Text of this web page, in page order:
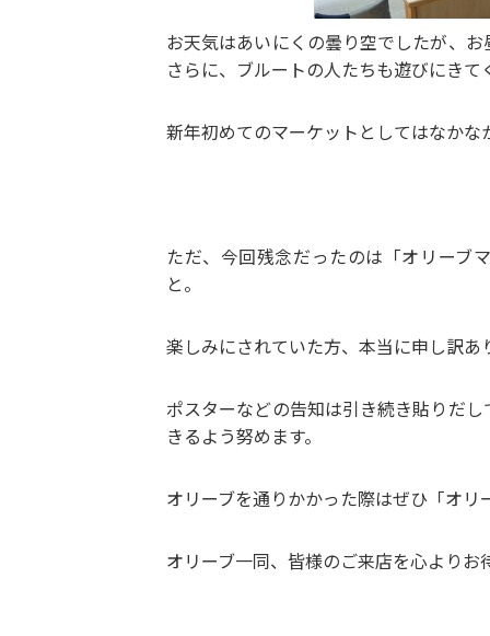
お天気はあいにくの曇り空でしたが、
さらに、ブルートの人たちも遊びにき
新年初めてのマーケットとしてはなか
ただ、今回残念だったのは「オリーブ
と。
楽しみにされていた方、本当に申し訳あ
ポスターなどの告知は引き続き貼りだ
きるよう努めます。
オリーブを通りかかった際はぜひ「オ
オリーブ一同、皆様のご来店を心よりお